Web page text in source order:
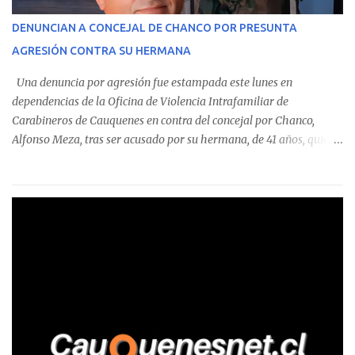
corresponde a un funcionario de la Municipalidad de Chanco,
detectaron incumplimientos a la normativa vigente. El informe
precisa que la mayor cantidad de dinero apostado se registró en
Talca, donde...
DENUNCIAN A CONCEJAL DE CHANCO POR PRESUNTA
AGRESIÓN CONTRA SU HERMANA
Una denuncia por agresión fue estampada este lunes en
dependencias de la Oficina de Violencia Intrafamiliar de
Carabineros de Cauquenes en contra del concejal por Chanco,
Alfonso Meza, tras ser acusado por su hermana, de 41 años, quien
relató que los hechos ocurrieron cerca de las 11:30 horas en el
trabajadores, el edil descendió del vehículo y, en medio de la
confrontación, la habría tomado de los hombros, empujado al